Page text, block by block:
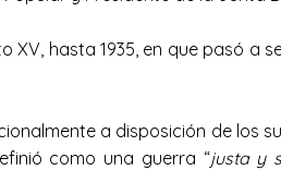
hasta 1935, en que pasó a
a disposición de los
como una guerra “justa y